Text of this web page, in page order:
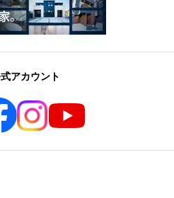
アカウント